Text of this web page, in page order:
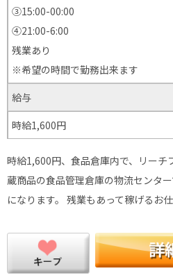
③15:00-00:00
④21:00-6:00
残業あり
※希望の時間で勤務出来ます
給与
時給1,600円
時給1,600円、食品倉庫内で、リーチ
蔵商品の食品管理倉庫の物流センタ
になります。 残業もあって稼げるお仕